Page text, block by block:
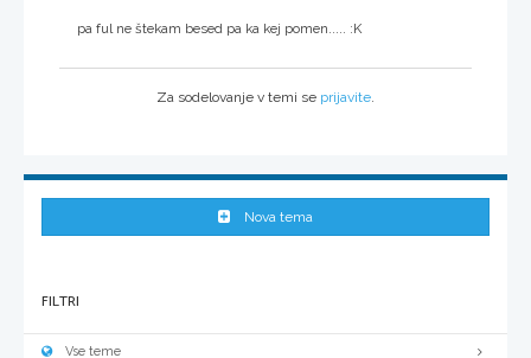
pa ful ne štekam besed pa ka kej pomen..... :K
Za sodelovanje v temi se prijavite
Nova tema
FILTRI
Vse teme